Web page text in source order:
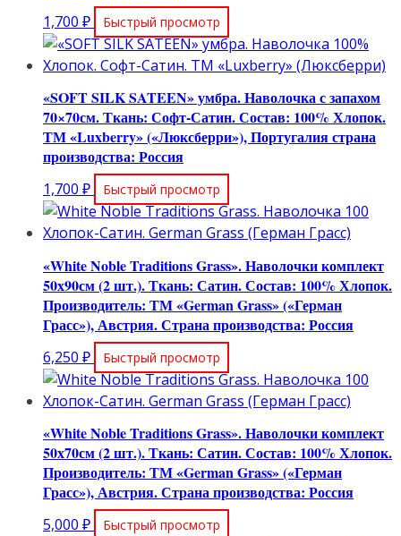
1,700 ₽ Быстрый просмотр
«SOFT SILK SATEEN» умбра. Наволочка с запахом
70×70см. Ткань: Софт-Сатин. Состав: 100% Хлопок.
ТМ «Luxberry» («Люксберри»), Португалия страна
производства: Россия
1,700 ₽ Быстрый просмотр
«White Noble Traditions Grass». Наволочки комплект
50х90см (2 шт.). Ткань: Сатин. Состав: 100% Хлопок.
Производитель: ТМ «German Grass» («Герман
Грасс»), Австрия. Страна производства: Россия
6,250 ₽ Быстрый просмотр
«White Noble Traditions Grass». Наволочки комплект
50х70см (2 шт.). Ткань: Сатин. Состав: 100% Хлопок.
Производитель: ТМ «German Grass» («Герман
Грасс»), Австрия. Страна производства: Россия
5,000 ₽ Быстрый просмотр